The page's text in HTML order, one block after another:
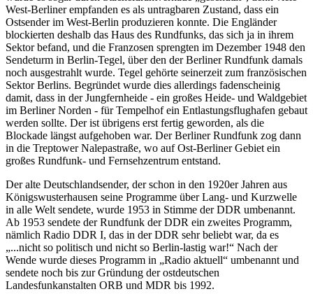
West-Berliner empfanden es als untragbaren Zustand, dass ein
Ostsender im West-Berlin produzieren konnte. Die Engländer
blockierten deshalb das Haus des Rundfunks, das sich ja in ihrem
Sektor befand, und die Franzosen sprengten im Dezember 1948 den
Sendeturm in Berlin-Tegel, über den der Berliner Rundfunk damals
noch ausgestrahlt wurde. Tegel gehörte seinerzeit zum französischen
Sektor Berlins. Begründet wurde dies allerdings fadenscheinig
damit, dass in der Jungfernheide - ein großes Heide- und Waldgebiet
im Berliner Norden - für Tempelhof ein Entlastungsflughafen gebaut
werden sollte. Der ist übrigens erst fertig geworden, als die
Blockade längst aufgehoben war. Der Berliner Rundfunk zog dann
in die Treptower Nalepastraße, wo auf Ost-Berliner Gebiet ein
großes Rundfunk- und Fernsehzentrum entstand.
Der alte Deutschlandsender, der schon in den 1920er Jahren aus
Königswusterhausen seine Programme über Lang- und Kurzwelle
in alle Welt sendete, wurde 1953 in Stimme der DDR umbenannt.
Ab 1953 sendete der Rundfunk der DDR ein zweites Programm,
nämlich Radio DDR I, das in der DDR sehr beliebt war, da es
...nicht so politisch und nicht so Berlin-lastig war!
Nach der
Wende wurde dieses Programm in
Radio aktuell
umbenannt und
sendete noch bis zur Gründung der ostdeutschen
Landesfunkanstalten ORB und MDR bis 1992.